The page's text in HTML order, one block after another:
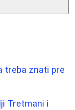
treba znati pre
Tretmani i